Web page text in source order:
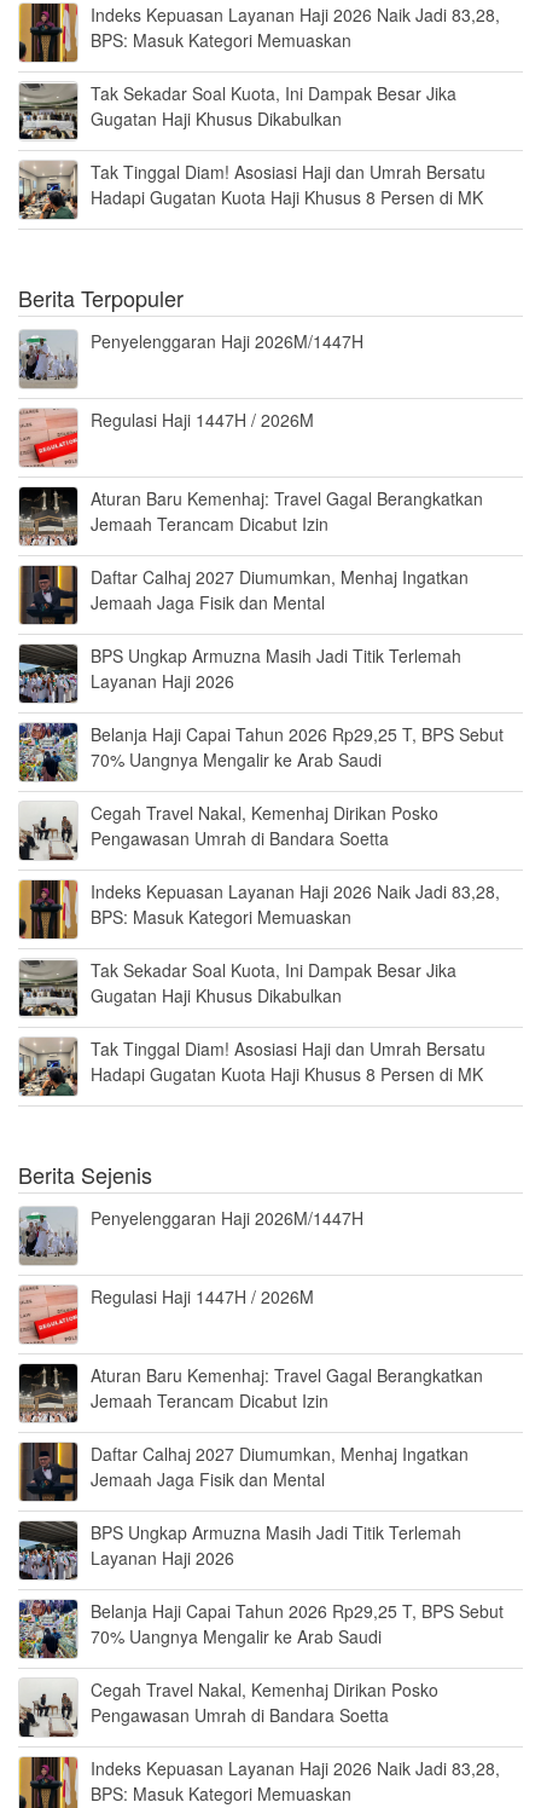
Indeks Kepuasan Layanan Haji 2026 Naik Jadi 83,28,
BPS: Masuk Kategori Memuaskan
Tak Sekadar Soal Kuota, Ini Dampak Besar Jika
Gugatan Haji Khusus Dikabulkan
Tak Tinggal Diam! Asosiasi Haji dan Umrah Bersatu
Hadapi Gugatan Kuota Haji Khusus 8 Persen di MK
Berita Terpopuler
Penyelenggaran Haji 2026M/1447H
Regulasi Haji 1447H / 2026M
Aturan Baru Kemenhaj: Travel Gagal Berangkatkan
Jemaah Terancam Dicabut Izin
Daftar Calhaj 2027 Diumumkan, Menhaj Ingatkan
Jemaah Jaga Fisik dan Mental
BPS Ungkap Armuzna Masih Jadi Titik Terlemah
Layanan Haji 2026
Belanja Haji Capai Tahun 2026 Rp29,25 T, BPS Sebut
70% Uangnya Mengalir ke Arab Saudi
Cegah Travel Nakal, Kemenhaj Dirikan Posko
Pengawasan Umrah di Bandara Soetta
Indeks Kepuasan Layanan Haji 2026 Naik Jadi 83,28,
BPS: Masuk Kategori Memuaskan
Tak Sekadar Soal Kuota, Ini Dampak Besar Jika
Gugatan Haji Khusus Dikabulkan
Tak Tinggal Diam! Asosiasi Haji dan Umrah Bersatu
Hadapi Gugatan Kuota Haji Khusus 8 Persen di MK
Berita Sejenis
Penyelenggaran Haji 2026M/1447H
Regulasi Haji 1447H / 2026M
Aturan Baru Kemenhaj: Travel Gagal Berangkatkan
Jemaah Terancam Dicabut Izin
Daftar Calhaj 2027 Diumumkan, Menhaj Ingatkan
Jemaah Jaga Fisik dan Mental
BPS Ungkap Armuzna Masih Jadi Titik Terlemah
Layanan Haji 2026
Belanja Haji Capai Tahun 2026 Rp29,25 T, BPS Sebut
70% Uangnya Mengalir ke Arab Saudi
Cegah Travel Nakal, Kemenhaj Dirikan Posko
Pengawasan Umrah di Bandara Soetta
Indeks Kepuasan Layanan Haji 2026 Naik Jadi 83,28,
BPS: Masuk Kategori Memuaskan